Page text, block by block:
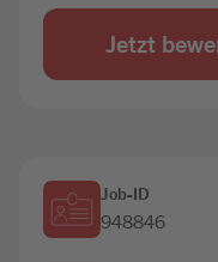
Jetzt
Job-ID
948846